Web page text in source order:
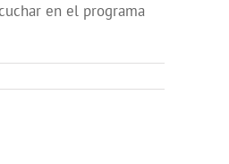
en el programa